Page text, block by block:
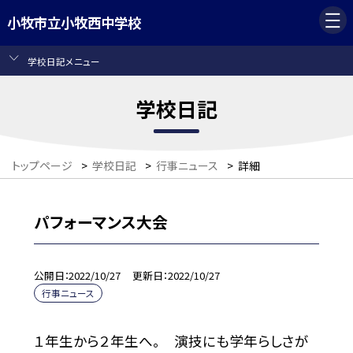
小牧市立小牧西中学校
学校日記メニュー
学校日記
トップページ > 学校日記 > 行事ニュース > 詳細
パフォーマンス大会
公開日 2022/10/27 更新日 2022/10/27
行事ニュース
１年生から２年生へ。 演技にも学年らしさが